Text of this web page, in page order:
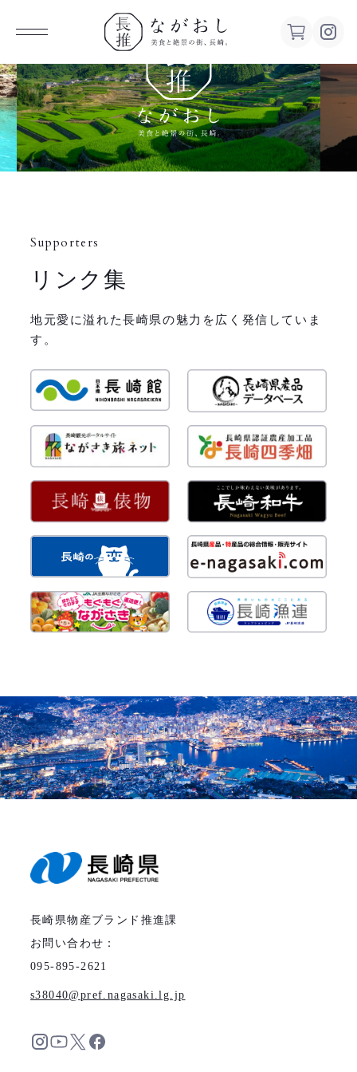
ながお
し 美食
と絶景の
Supporters
リンク集
地元愛に溢れた長崎県の魅力を広く発信していま
す。
長崎県物産ブランド推進課
お問い合わせ：
095-895-2621
s38040 pref.nagasaki.lg.jp